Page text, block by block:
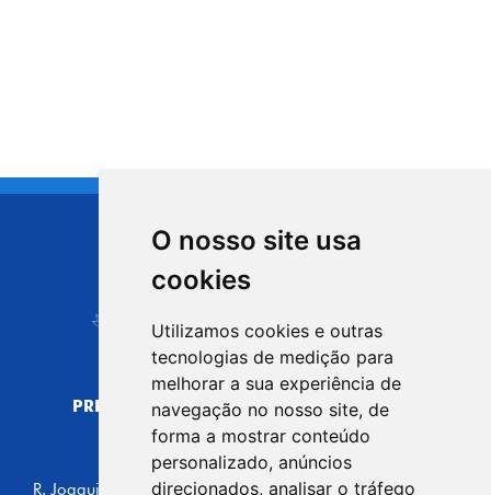
O nosso site usa
cookies
Utilizamos cookies e outras
tecnologias de medição para
melhorar a sua experiência de
navegação no nosso site, de
forma a mostrar conteúdo
personalizado, anúncios
direcionados, analisar o tráfego
CIDADE DE
Carapicuíba
PREFEITURA MUNICIPAL DE CARAPICUÍBA
CNPJ: 44.892.693/0001-40
CENTRO ADMINISTRATIVO
R. Joaquim das Neves, 211 - Vila Caldas, Carapicuíba/SP